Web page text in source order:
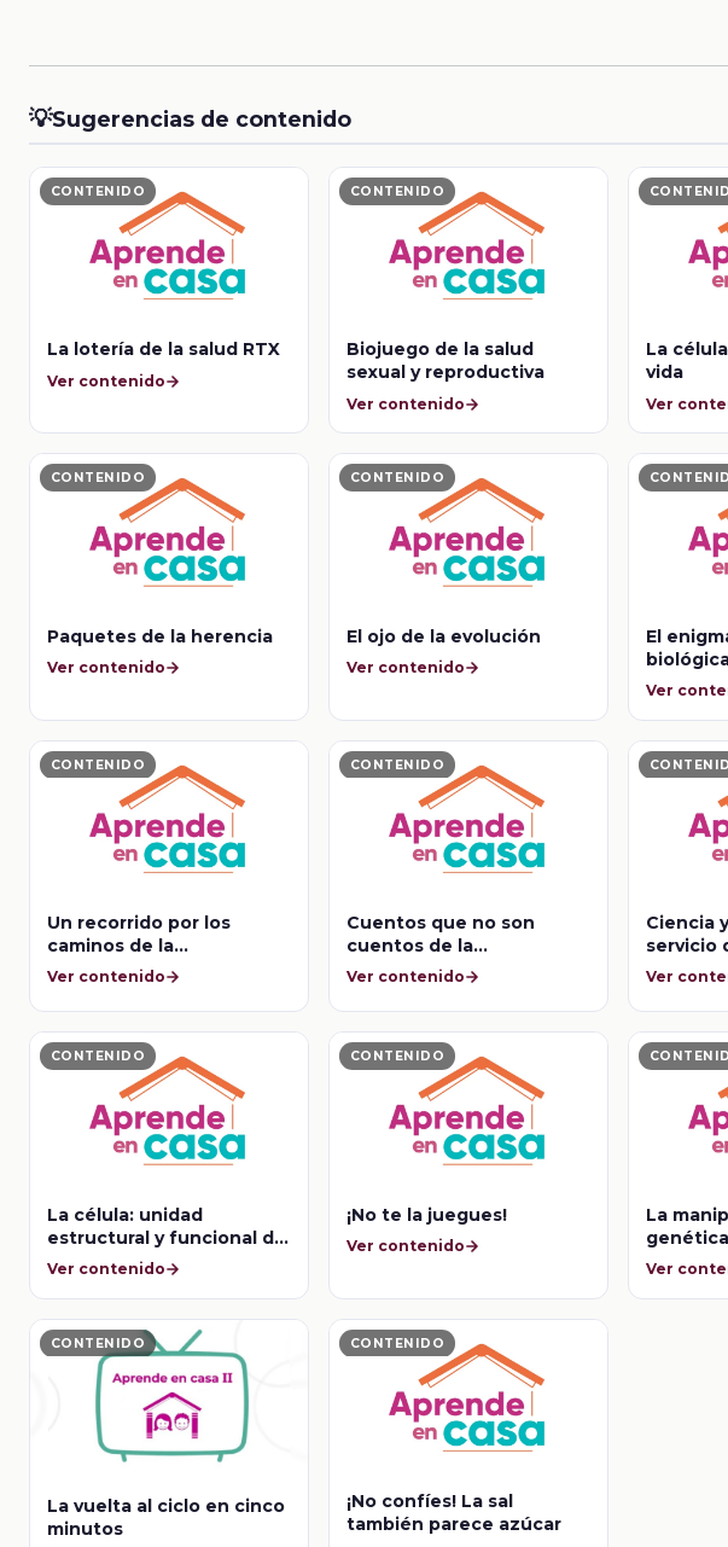
💡Sugerencias de contenido
CONTENIDO
La lotería de la salud RTX
Ver contenido
CONTENIDO
Biojuego de la salud
sexual y reproductiva
Ver contenido
La
vida
Ver
CONTENIDO
Paquetes de la herencia
Ver contenido
CONTENIDO
El ojo de la evolución
Ver contenido
El
Ver
CONTENIDO
Un recorrido por los
caminos de la
biodiversidad y la
Ver contenido
CONTENIDO
Cuentos que no son
cuentos de la
alimentación
Ver contenido
Ciencia
servicio
Ver
CONTENIDO
La célula: unidad
estructural y funcional de
los seres vivos
Ver contenido
CONTENIDO
¡No te la juegues!
Ver contenido
La
Ver
CONTENIDO
La vuelta al ciclo en cinco
minutos
CONTENIDO
¡No confíes! La sal
también parece azúcar